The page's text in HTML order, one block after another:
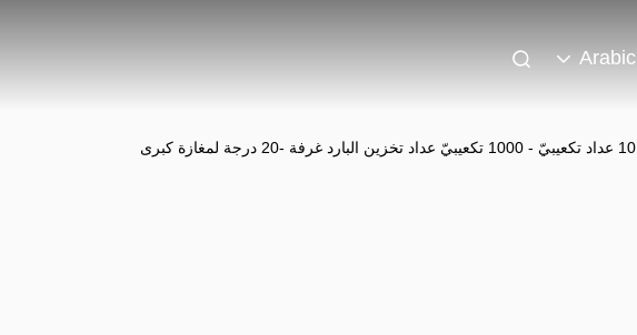
Arabic
10 عداد تكعيبيّ - 1000 تكعيبيّ عداد تخزين البارد غرفة -20 درجة لمغازة كبرى